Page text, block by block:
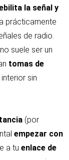
la señal y
prácticamente
de radio.
suele ser un
tomas de
sin
(por
empezar con
a tu enlace de